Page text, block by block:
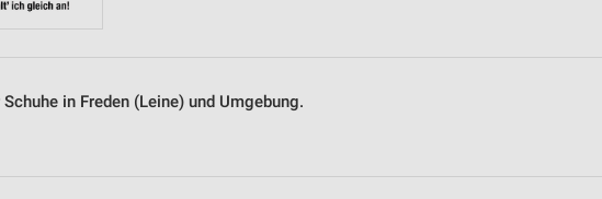
in Freden (Leine) und Umgebung.